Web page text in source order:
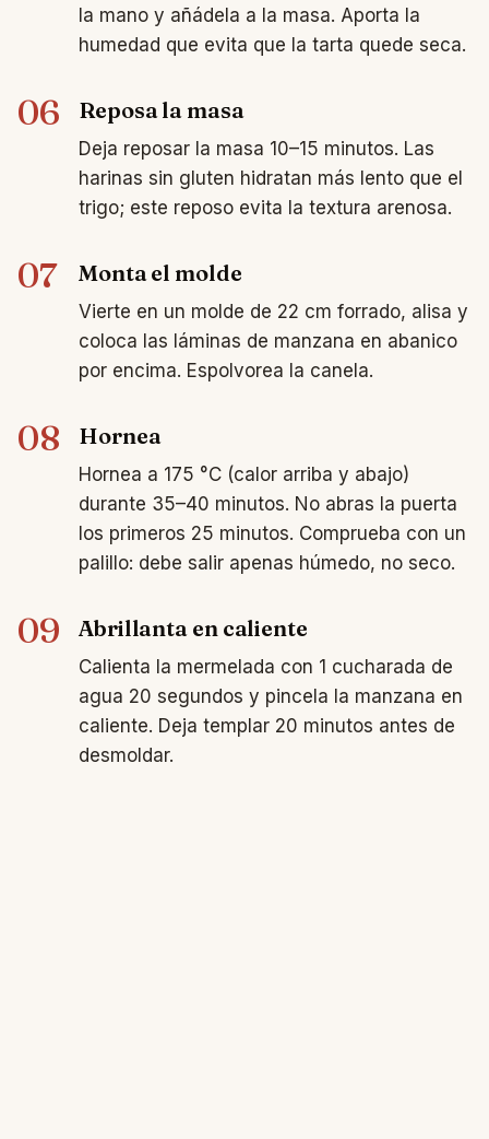
la mano y añádela a la masa. Aporta la
humedad que evita que la tarta quede seca.
06 Reposa la masa
Deja reposar la masa 10–15 minutos. Las
harinas sin gluten hidratan más lento que el
trigo; este reposo evita la textura arenosa.
07 Monta el molde
Vierte en un molde de 22 cm forrado, alisa y
coloca las láminas de manzana en abanico
por encima. Espolvorea la canela.
08 Hornea
Hornea a 175 °C (calor arriba y abajo)
durante 35–40 minutos. No abras la puerta
los primeros 25 minutos. Comprueba con un
palillo: debe salir apenas húmedo, no seco.
09 Abrillanta en caliente
Calienta la mermelada con 1 cucharada de
agua 20 segundos y pincela la manzana en
caliente. Deja templar 20 minutos antes de
desmoldar.